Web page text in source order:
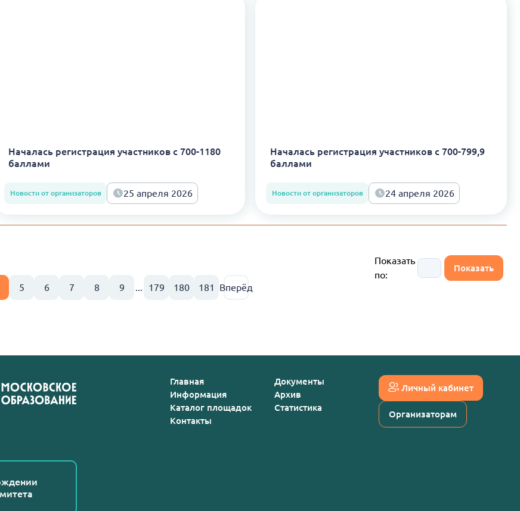
Началась регистрация участников с 700-1180
баллами
Новости от организаторов 25 апреля 2026
Началась регистрация участников с 700-799,9
баллами
Новости от организаторов 24 апреля 2026
5 6 7 8 9 ... 179 180 181 Вперёд
Показать
по:
Главная
Информация
Каталог площадок
Контакты
Документы
Архив
Статистика
Личный кабинет
Организаторам